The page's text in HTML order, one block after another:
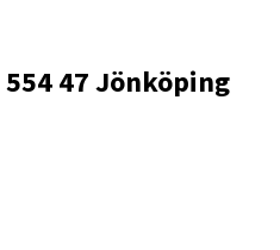
554 47 Jönköping